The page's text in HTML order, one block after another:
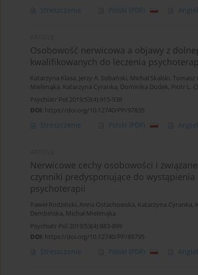
Streszczenie Polski (PDF)
Osobowość nerwicowa a objawy z
kwalifikowanych do leczenia
Katarzyna Klasa, Jerzy A. Sobański, Michał Skalski, Tomasz
Mielimąka, Katarzyna Cyranka, Dominika Dudek, Piotr L.
Psychiatr Pol 2019;53(4):915-938
DOI: https://doi.org/10.12740/PP/97835
Streszczenie Polski (PDF)
Nerwicowe cechy osobowości i
czynniki predysponujące do
psychoterapii
Paweł Rodziński, Anna Ostachowska, Katarzyna Cyranka,
Dembińska, Michał Mielimąka
Psychiatr Pol 2019;53(4):883-899
DOI: https://doi.org/10.12740/PP/89795
Streszczenie Polski (PDF)